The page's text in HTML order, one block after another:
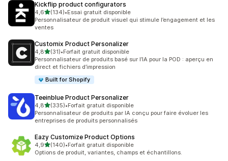
Kickflip product configurators
4,6étoile(s) sur 5
(134)
134 avis au total
•Essai gratuit disponible
Personnalisateur de produit visuel qui stimule l’engagement et les
ventes
Customix Product Personalizer
4,8étoile(s) sur 5
(31)
31 avis au total
•Forfait gratuit disponible
Personnalisateur de produits basé sur l’IA pour la POD : aperçu en
direct et fichiers d’impression
Built for Shopify
Teeinblue Product Personalizer
4,8étoile(s) sur 5
(335)
335 avis au total
•Forfait gratuit disponible
Personnalisateur de produits par IA conçu pour faire évoluer les
entreprises de produits personnalisés
Eazy Customize Product Options
4,9étoile(s) sur 5
(140)
140 avis au total
•Forfait gratuit disponible
Options de produit, variantes, champs et échantillons.